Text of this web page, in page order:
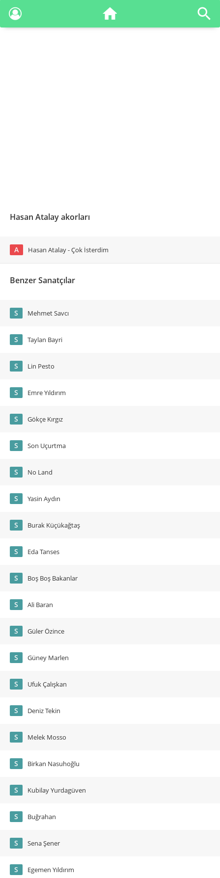
Hasan Atalay akorları
A Hasan Atalay - Çok İsterdim
Benzer Sanatçılar
S Mehmet Savcı
S Taylan Bayri
S Lin Pesto
S Emre Yıldırım
S Gökçe Kırgız
S Son Uçurtma
S No Land
S Yasin Aydın
S Burak Küçükağtaş
S Eda Tanses
S Boş Boş Bakanlar
S Ali Baran
S Güler Özince
S Güney Marlen
S Ufuk Çalışkan
S Deniz Tekin
S Melek Mosso
S Birkan Nasuhoğlu
S Kubilay Yurdagüven
S Buğrahan
S Sena Şener
S Egemen Yıldırım